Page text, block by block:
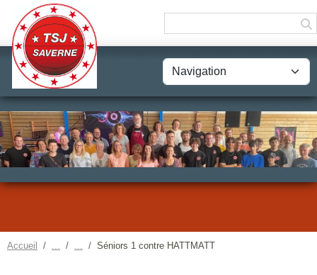
Accueil Séniors 1 contre HATTMATT
Panneau de gestion des cookies